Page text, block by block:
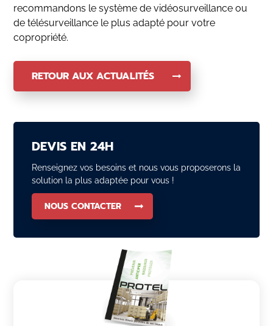
recommandons le système de vidéosurveillance ou
de télésurveillance le plus adapté pour votre
copropriété.
RETOUR AUX ACTUALITÉS
DEVIS EN 24H
Renseignez vos besoins et nous vous proposerons la
solution la plus adaptée pour vous !
NOUS CONTACTER